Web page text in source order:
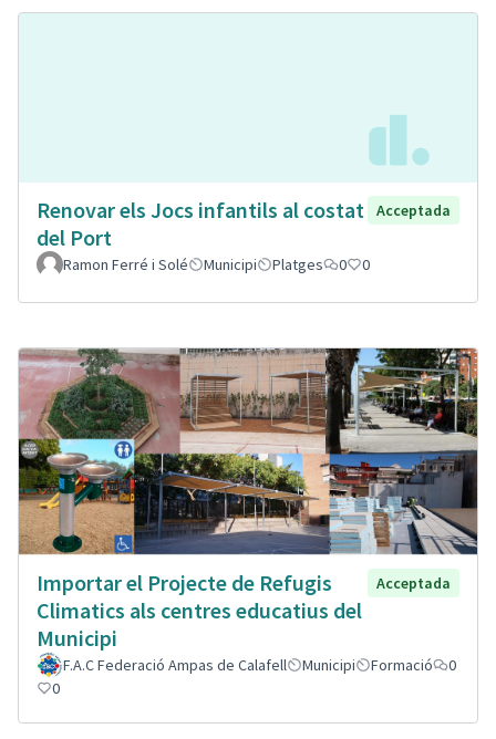
Renovar els Jocs infantils al costat
del Port
Acceptada
Ramon Ferré i Solé Municipi Platges 0 0
Importar el Projecte de Refugis
Climatics als centres educatius del
Municipi
Acceptada
F.A.C Federació Ampas de Calafell Municipi Formació
0
0